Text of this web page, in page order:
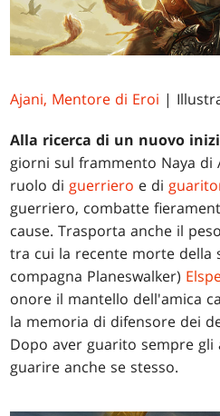
Ajani, Mentore di Eroi |
Alla ricerca di un nuovo
giorni sul frammento Naya di
ruolo di guerriero e di
guerriero, combatte
cause. Trasporta anche il
tra cui la recente morte della
compagna Planeswalker)
onore il mantello dell'amica
la memoria di difensore dei
Dopo aver guarito sempre gli
guarire anche se stesso.